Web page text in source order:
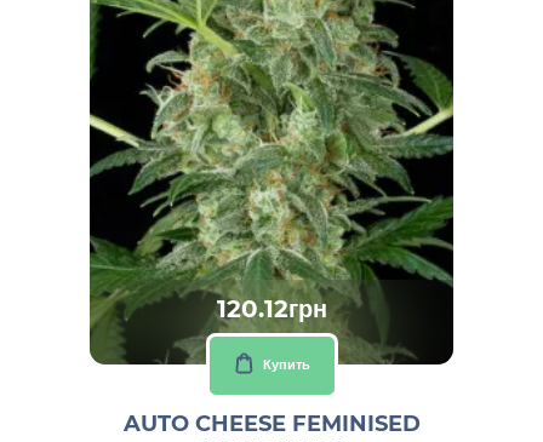
120.12грн
Купить
AUTO CHEESE FEMINISED